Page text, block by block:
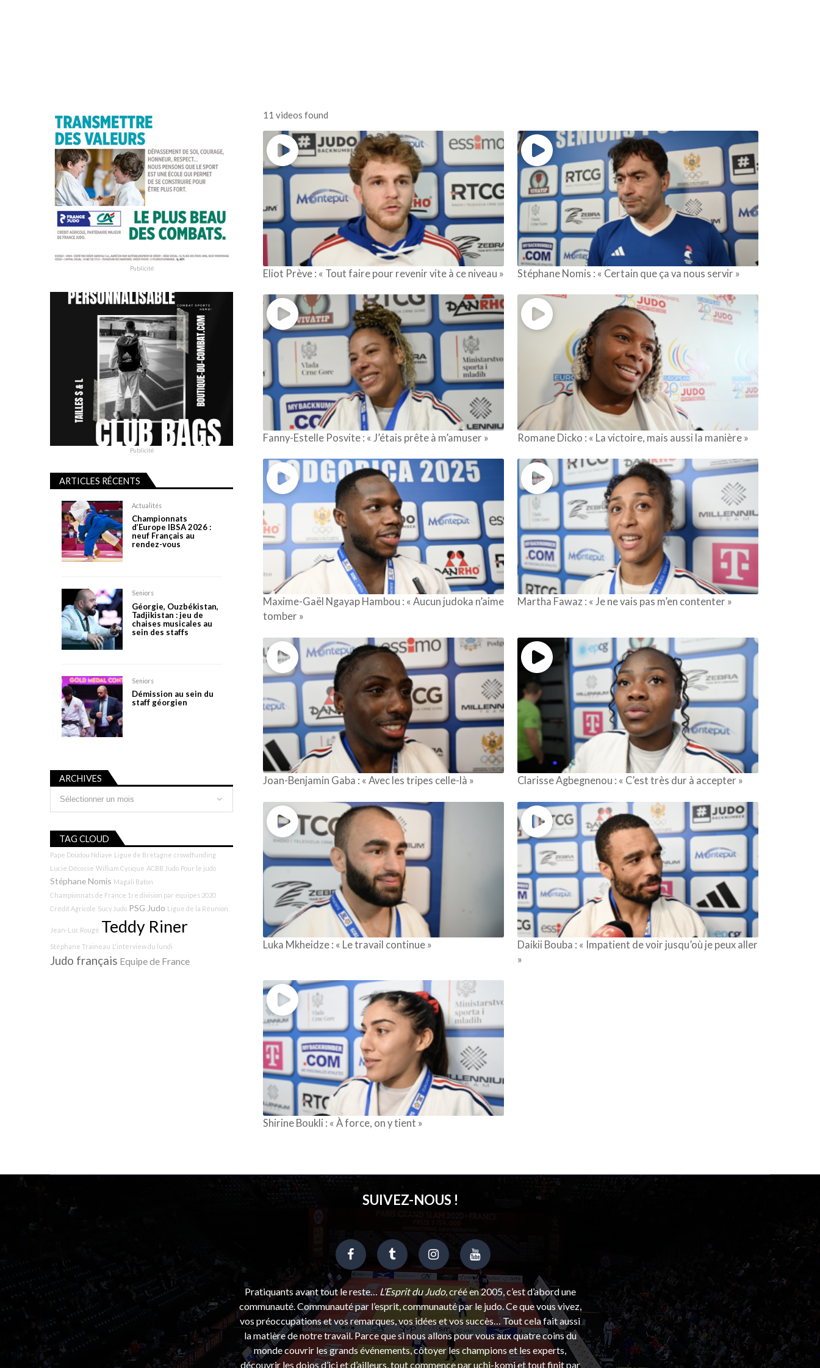
11 videos found
Eliot Prève : « Tout faire pour revenir vite à ce niveau » Stéphane Nomis : « Certain que ça va nous servir »
Fanny-Estelle Posvite : « J’étais prête à m’amuser » Romane Dicko : « La victoire, mais aussi la manière »
Maxime-Gaël Ngayap Hambou : « Aucun judoka n’aime
tomber »
Martha Fawaz : « Je ne vais pas m’en contenter »
Joan-Benjamin Gaba : « Avec les tripes celle-là » Clarisse Agbegnenou : « C’est très dur à accepter »
Luka Mkheidze : « Le travail continue »
Daikii Bouba : « Impatient de voir jusqu’où je peux aller
»
Shirine Boukli : « À force, on y tient »
Publicité
Publicité
ARTICLES RÉCENTS
Actualités
Championnats
d’Europe IBSA 2026 :
neuf Français au
rendez-vous
Seniors
Géorgie, Ouzbékistan,
Tadjikistan : jeu de
chaises musicales au
sein des staffs
Seniors
Démission au sein du
staff géorgien
ARCHIVES
TAG CLOUD
Pape Doudou Ndiaye Ligue de Bretagne crowdfunding
Lucie Décosse William Cysique ACBB Judo Pour le judo
Stéphane Nomis Magali Baton
Championnats de France 1re division par équipes 2020
Crédit Agricole Sucy Judo PSG Judo Ligue de la Réunion
Jean-Luc Rougé Teddy Riner
Stéphane Traineau L'interview du lundi
Judo français Equipe de France
SUIVEZ-NOUS !
Pratiquants avant tout le reste… L’Esprit du Judo, créé en 2005, c’est d’abord une
communauté. Communauté par l’esprit, communauté par le judo. Ce que vous vivez,
vos préoccupations et vos remarques, vos idées et vos succès… Tout cela fait aussi
la matière de notre travail. Parce que si nous allons pour vous aux quatre coins du
monde couvrir les grands événements, côtoyer les champions et les experts,
découvrir les dojos d’ici et d’ailleurs, tout commence par uchi-komi et tout finit par